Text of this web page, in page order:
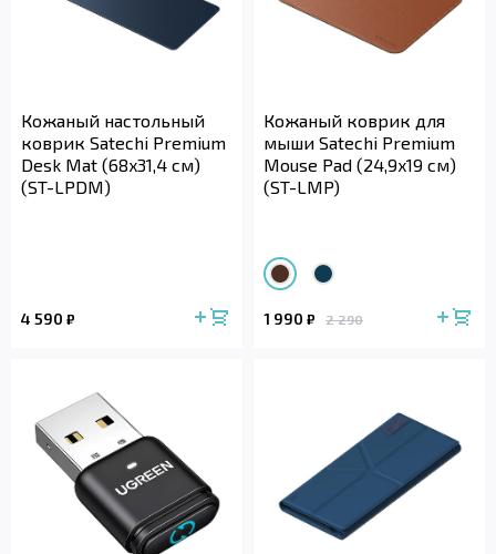
Кожаный настольный
коврик Satechi Premium
Desk Mat (68x31,4 см)
(ST-LPDM)
4 590 ₽
Кожаный коврик для
мыши Satechi Premium
Mouse Pad (24,9x19 см)
(ST-LMP)
1 990 ₽ 2 290